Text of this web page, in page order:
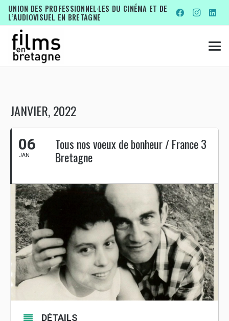
UNION DES PROFESSIONNEL·LES DU CINÉMA ET DE
L’AUDIOVISUEL EN BRETAGNE
JANVIER, 2022
06
JAN
Tous nos voeux de bonheur / France 3
Bretagne
DÉTAILS